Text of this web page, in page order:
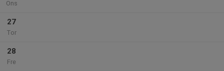
Ons
27
Tor
28
Fre